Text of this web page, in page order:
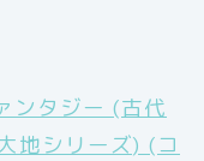
ンタジー (古代
地シリーズ) (コ